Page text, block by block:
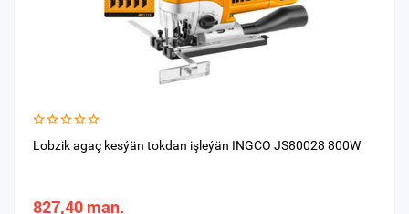
Lobzik agaç kesýän tokdan işleýän INGCO JS80028 800W
827,40 man.